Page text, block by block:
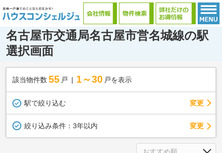
名古屋市交通局名古屋市営名城線の駅
選択画面
該当物件数 55 戸 1～30 戸を表示
駅で絞り込む 変更
絞り込み条件： 3年以内 変更